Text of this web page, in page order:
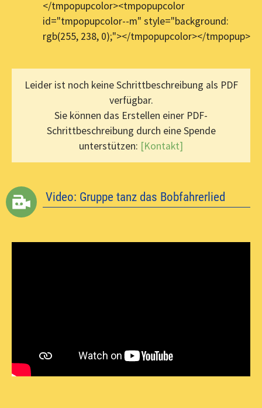
</tmpopupcolor><tmpopupcolor
id="tmpopupcolor--m" style="background:
rgb(255, 238, 0);"></tmpopupcolor></tmpopup>
Leider ist noch keine Schrittbeschreibung als PDF
verfügbar.
Sie können das Erstellen einer PDF-
Schrittbeschreibung durch eine Spende
unterstützen: [Kontakt]
Video: Gruppe tanz das Bobfahrerlied